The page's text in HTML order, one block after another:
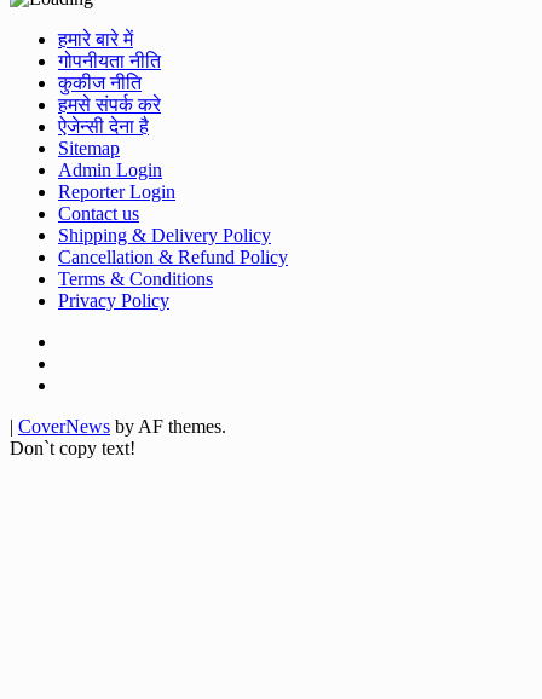
हमारे बारे में
गोपनीयता नीति
कुकीज नीति
हमसे संपर्क करे
ऐजेन्सी देना है
Sitemap
Admin Login
Reporter Login
Contact us
Shipping & Delivery Policy
Cancellation & Refund Policy
Terms & Conditions
Privacy Policy
| CoverNews by AF themes.
Don`t copy text!